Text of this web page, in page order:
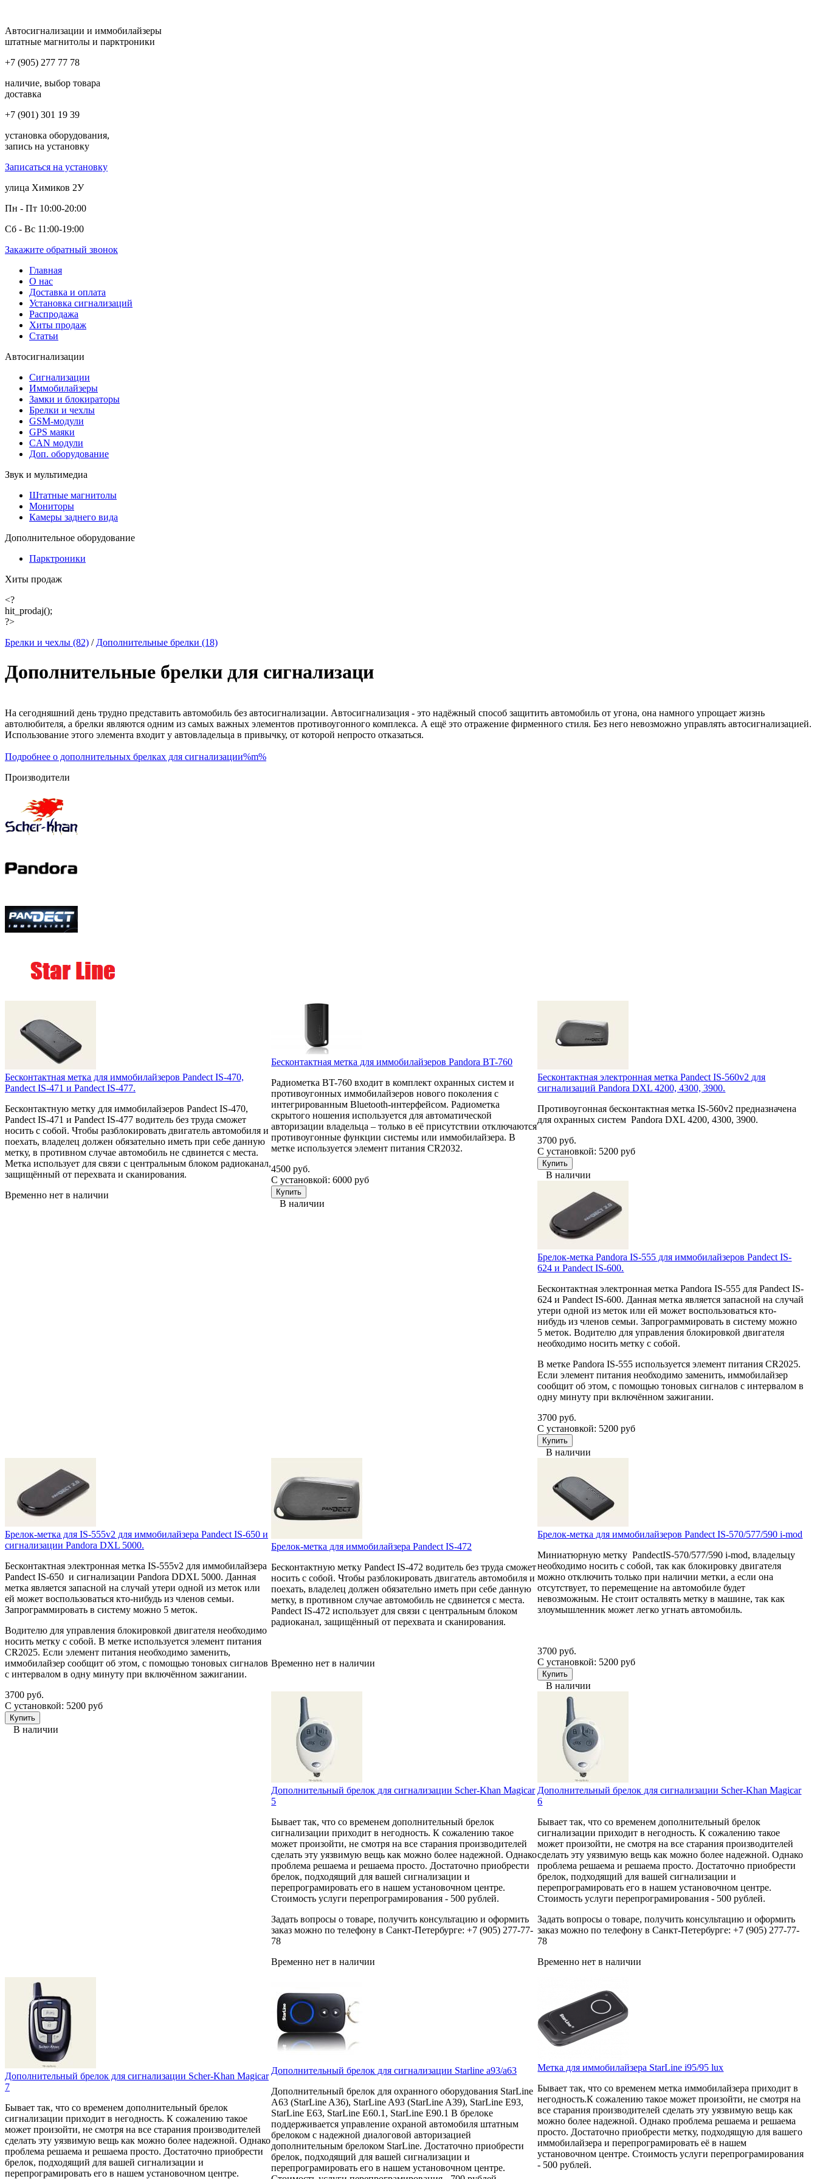
Автосигнализации и иммобилайзеры
штатные магнитолы и парктроники
+7 (905) 277 77 78
наличие, выбор товара
доставка
+7 (901) 301 19 39
установка оборудования,
запись на установку
Записаться на установку
улица Химиков 2У
Пн - Пт 10:00-20:00
Сб - Вс 11:00-19:00
Закажите обратный звонок
Главная
О нас
Доставка и оплата
Установка сигнализаций
Распродажа
Хиты продаж
Статьи
Автосигнализации
Сигнализации
Иммобилайзеры
Замки и блокираторы
Брелки и чехлы
GSM-модули
GPS маяки
CAN модули
Доп. оборудование
Звук и мультимедиа
Штатные магнитолы
Мониторы
Камеры заднего вида
Дополнительное оборудование
Парктроники
Хиты продаж
<?
hit_prodaj();
?>
Брелки и чехлы (82) / Дополнительные брелки (18)
Дополнительные брелки для сигнализаци
На сегодняшний день трудно представить автомобиль без автосигнализации. Автосигнализация - это надёжный способ защитить автомобиль от угона, она намного упрощает жизнь
автолюбителя, а брелки являются одним из самых важных элементов противоугонного комплекса. А ещё это отражение фирменного стиля. Без него невозможно управлять автосигнализацией.
Использование этого элемента входит у автовладельца в привычку, от которой непросто отказаться.
Подробнее о дополнительных брелках для сигнализации%m%
Производители
Бесконтактная метка для иммобилайзеров Pandect IS-470,
Pandect IS-471 и Pandect IS-477.
Бесконтактную метку для иммобилайзеров Pandect IS-470,
Pandect IS-471 и Pandect IS-477 водитель без труда сможет
носить с собой. Чтобы разблокировать двигатель автомобиля и
поехать, владелец должен обязательно иметь при себе данную
метку, в противном случае автомобиль не сдвинется с места.
Метка использует для связи с центральным блоком радиоканал,
защищённый от перехвата и сканирования.
Временно нет в наличии
Бесконтактная метка для иммобилайзеров Pandora BT-760
Радиометка BT-760 входит в комплект охранных систем и
противоугонных иммобилайзеров нового поколения с
интегрированным Bluetooth-интерфейсом. Радиометка
скрытого ношения используется для автоматической
авторизации владельца – только в её присутствии отключаются
противоугонные функции системы или иммобилайзера. В
метке используется элемент питания CR2032.
4500 руб.
С установкой: 6000 руб
В наличии
Бесконтактная электронная метка Pandect IS-560v2 для
сигнализаций Pandora DXL 4200, 4300, 3900.
Противоугонная бесконтактная метка IS-560v2 предназначена
для охранных систем Pandora DXL 4200, 4300, 3900.
3700 руб.
С установкой: 5200 руб
В наличии
Брелок-метка Pandora IS-555 для иммобилайзеров Pandect IS-
624 и Pandect IS-600.
Бесконтактная электронная метка Pandora IS-555 для Pandect IS-
624 и Pandect IS-600. Данная метка является запасной на случай
утери одной из меток или ей может воспользоваться кто-
нибудь из членов семьи. Запрограммировать в систему можно
5 меток. Водителю для управления блокировкой двигателя
необходимо носить метку с собой.
В метке Pandora IS-555 используется элемент питания CR2025.
Если элемент питания необходимо заменить, иммобилайзер
сообщит об этом, с помощью тоновых сигналов с интервалом в
одну минуту при включённом зажигании.
3700 руб.
С установкой: 5200 руб
В наличии
Брелок-метка для IS-555v2 для иммобилайзера Pandect IS-650 и
сигнализации Pandora DXL 5000.
Бесконтактная электронная метка IS-555v2 для иммобилайзера
Pandect IS-650 и сигнализации Pandora DDXL 5000. Данная
метка является запасной на случай утери одной из меток или
ей может воспользоваться кто-нибудь из членов семьи.
Запрограммировать в систему можно 5 меток.
Водителю для управления блокировкой двигателя необходимо
носить метку с собой. В метке используется элемент питания
CR2025. Если элемент питания необходимо заменить,
иммобилайзер сообщит об этом, с помощью тоновых сигналов
с интервалом в одну минуту при включённом зажигании.
3700 руб.
С установкой: 5200 руб
В наличии
Брелок-метка для иммобилайзера Pandect IS-472
Бесконтактную метку Pandect IS-472 водитель без труда сможет
носить с собой. Чтобы разблокировать двигатель автомобиля и
поехать, владелец должен обязательно иметь при себе данную
метку, в противном случае автомобиль не сдвинется с места.
Pandect IS-472 использует для связи с центральным блоком
радиоканал, защищённый от перехвата и сканирования.
Временно нет в наличии
Брелок-метка для иммобилайзеров Pandect IS-570/577/590 i-mod
Миниатюрную метку PandectIS-570/577/590 i-mod, владельцу
необходимо носить с собой, так как блокировку двигателя
можно отключить только при наличии метки, а если она
отсутствует, то перемещение на автомобиле будет
невозможным. Не стоит осталвять метку в машине, так как
злоумышленник может легко угнать автомобиль.
3700 руб.
С установкой: 5200 руб
В наличии
Дополнительный брелок для сигнализации Scher-Khan Magicar
5
Бывает так, что со временем дополнительный брелок
сигнализации приходит в негодность. К сожалению такое
может произойти, не смотря на все старания производителей
сделать эту уязвимую вещь как можно более надежной. Однако
проблема решаема и решаема просто. Достаточно приобрести
брелок, подходящий для вашей сигнализации и
перепрограмировать его в нашем установочном центре.
Стоимость услуги перепрограмирования - 500 рублей.
Задать вопросы о товаре, получить консультацию и оформить
заказ можно по телефону в Санкт-Петербурге: +7 (905) 277-77-
78
Временно нет в наличии
Дополнительный брелок для сигнализации Scher-Khan Magicar
6
Бывает так, что со временем дополнительный брелок
сигнализации приходит в негодность. К сожалению такое
может произойти, не смотря на все старания производителей
сделать эту уязвимую вещь как можно более надежной. Однако
проблема решаема и решаема просто. Достаточно приобрести
брелок, подходящий для вашей сигнализации и
перепрограмировать его в нашем установочном центре.
Стоимость услуги перепрограмирования - 500 рублей.
Задать вопросы о товаре, получить консультацию и оформить
заказ можно по телефону в Санкт-Петербурге: +7 (905) 277-77-
78
Временно нет в наличии
Дополнительный брелок для сигнализации Scher-Khan Magicar
7
Бывает так, что со временем дополнительный брелок
сигнализации приходит в негодность. К сожалению такое
может произойти, не смотря на все старания производителей
сделать эту уязвимую вещь как можно более надежной. Однако
проблема решаема и решаема просто. Достаточно приобрести
брелок, подходящий для вашей сигнализации и
перепрограмировать его в нашем установочном центре.
Дополнительный брелок для сигнализации Starline a93/а63
Дополнительный брелок для охранного оборудования StarLine
A63 (StarLine A36), StarLine A93 (StarLine A39), StarLine E93,
StarLine E63, StarLine E60.1, StarLine E90.1 В брелоке
поддерживается управление охраной автомобиля штатным
брелоком с надежной диалоговой авторизацией
дополнительным брелоком StarLine. Достаточно приобрести
брелок, подходящий для вашей сигнализации и
перепрограмировать его в нашем установочном центре.
Метка для иммобилайзера StarLine i95/95 lux
Бывает так, что со временем метка иммобилайзера приходит в
негодность.К сожалению такое может произойти, не смотря на
все старания производителей сделать эту уязвимую вещь как
можно более надежной. Однако проблема решаема и решаема
просто. Достаточно приобрести метку, подходящую для вашего
иммобилайзера и перепрограмировать её в нашем
установочном центре. Стоимость услуги перепрограмирования
- 500 рублей.